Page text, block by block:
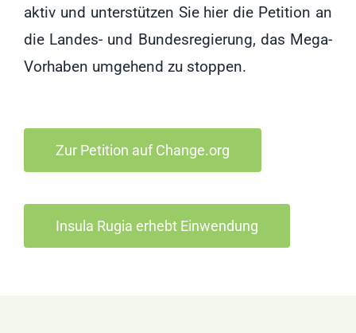
aktiv und unterstützen Sie hier die Petition an
die Landes- und Bundesregierung, das Mega-
Vorhaben umgehend zu stoppen.
Zur Petition auf Change.org
Insula Rugia erhebt Einwendung